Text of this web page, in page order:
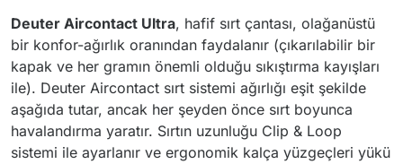
Deuter Aircontact Ultra, hafif sırt çantası, olağanüstü
bir konfor-ağırlık oranından faydalanır (çıkarılabilir bir
kapak ve her gramın önemli olduğu sıkıştırma kayışları
ile). Deuter Aircontact sırt sistemi ağırlığı eşit şekilde
aşağıda tutar, ancak her şeyden önce sırt boyunca
havalandırma yaratır. Sırtın uzunluğu Clip & Loop
sistemi ile ayarlanır ve ergonomik kalça yüzgeçleri yükü